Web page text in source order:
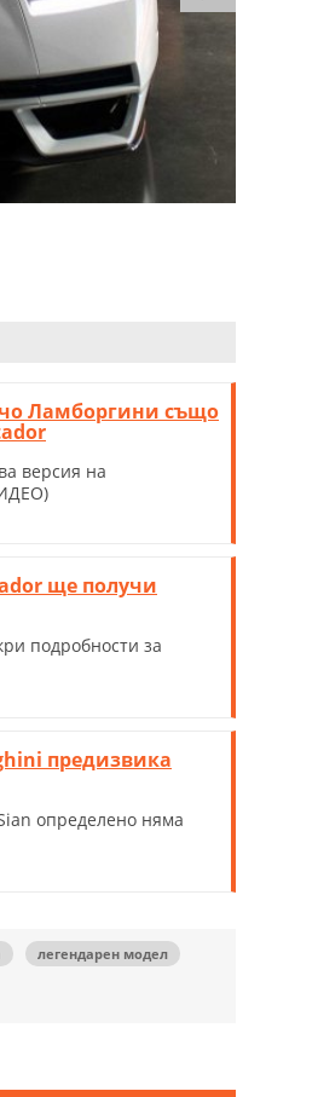
Ламборгини също
версия на
ще получи
подробности за
предизвика
определено няма
легендарен модел